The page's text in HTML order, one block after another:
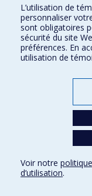
Nous trouver
Plan du site
Accessibilité
Conditions d’utilisation
L’utilisation de
personnaliser
sont obligatoires
sécurité du site
préférences. En
utilisation de
Voir notre
d’utilisation.